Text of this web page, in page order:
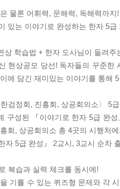
물론 어휘력, 문해력, 독해력까지!
있는 이야기로 완성하는 한자 5급
상 학습법 + 한자 도사님이 들려
현상공모 당선! 독자들의 꾸준한
에 담긴 재미있는 이야기를 통해
검정회, 진흥회, 상공회의소〉 5
구성된 『이야기로 한자 5급 완
회, 상공회의소 총 4곳의 시행처
자 5급 완성』 2교시, 3교시 순차
복습과 실력 체크를 동시에!
기를 수 있는 퀴즈형 문제와 각